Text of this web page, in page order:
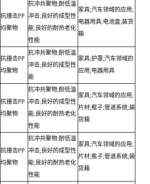
抗撞击PP
均聚物
抗冲共聚物;耐低温
冲击;良好的成型性
能;良好的耐热老化
性能
家具;汽车领域的应用;
电器用具;电池盒;装货
箱
抗撞击PP
均聚物
抗冲共聚物;耐低温
冲击;良好的成型性
能
家具;护罩;汽车领域的
应用;电器用具
抗撞击PP
均聚物
抗冲共聚物;耐低温
冲击;良好的成型性
能;良好的耐热老化
性能
家具;汽车领域的应用;
片材;瓶子;管道系统;装
货箱
抗撞击PP
均聚物
抗冲共聚物;耐低温
冲击;良好的成型性
能;良好的耐热老化
性能
家具;汽车领域的应用;
片材;瓶子;管道系统;装
货箱